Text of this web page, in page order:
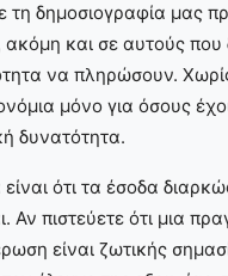
τη δημοσιογραφία μας
ακόμη και σε αυτούς που
να πληρώσουν.
μόνο για όσους
δυνατότητα.
ότι τα έσοδα
Αν πιστεύετε ότι μια
είναι ζωτικής